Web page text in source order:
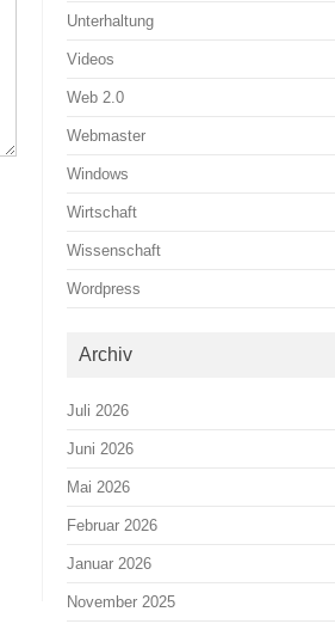
Unterhaltung
Videos
Web 2.0
Webmaster
Windows
Wirtschaft
Wissenschaft
Wordpress
Archiv
Juli 2026
Juni 2026
Mai 2026
Februar 2026
Januar 2026
November 2025